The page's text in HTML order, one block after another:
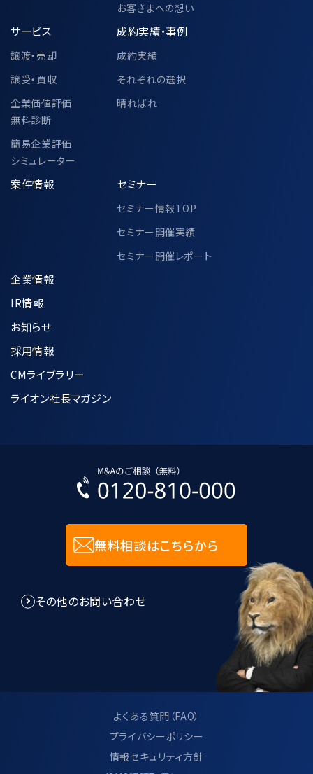
お客さまへの想い
サービス
譲渡・売却
譲受・買収
企業価値評価
無料診断
簡易企業評価
シミュレーター
成約実績・事例
成約実績
それぞれの選択
晴ればれ
案件情報 セミナー
セミナー情報TOP
セミナー開催実績
セミナー開催レポート
企業情報
IR情報
お知らせ
採用情報
CMライブラリー
ライオン社長マガジン
無料相談はこちらから
その他のお問い合わせ
よくある質問（FAQ）
プライバシーポリシー
情報セキュリティ方針